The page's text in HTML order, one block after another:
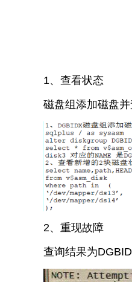
1、查看状态
磁盘组添加磁盘并
2、重现故障
查询结果为